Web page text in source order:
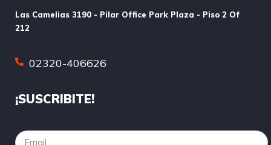
Las Camelias 3190 - Pilar Office Park Plaza - Piso 2 Of
212
02320-406626
¡SUSCRIBITE!